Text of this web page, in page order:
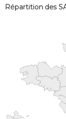
Répartition des